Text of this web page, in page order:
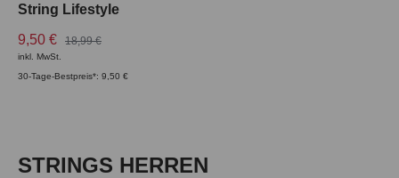
String Lifestyle
9,50 €
18,99 €
inkl. MwSt.
30-Tage-Bestpreis*: 9,50 €
Produktgalerie überspringen
STRINGS HERREN